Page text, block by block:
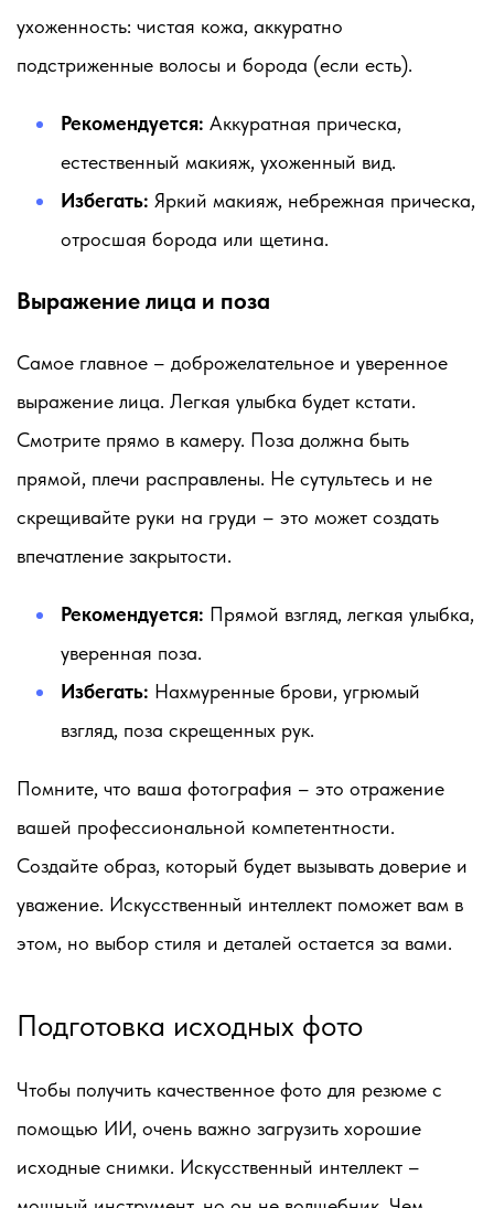
ухоженность: чистая кожа, аккуратно
подстриженные волосы и борода (если есть).
Рекомендуется: Аккуратная прическа,
естественный макияж, ухоженный вид.
Избегать: Яркий макияж, небрежная прическа,
отросшая борода или щетина.
Выражение лица и поза
Самое главное – доброжелательное и уверенное
выражение лица. Легкая улыбка будет кстати.
Смотрите прямо в камеру. Поза должна быть
прямой, плечи расправлены. Не сутультесь и не
скрещивайте руки на груди – это может создать
впечатление закрытости.
Рекомендуется: Прямой взгляд, легкая улыбка,
уверенная поза.
Избегать: Нахмуренные брови, угрюмый
взгляд, поза скрещенных рук.
Помните, что ваша фотография – это отражение
вашей профессиональной компетентности.
Создайте образ, который будет вызывать доверие и
уважение. Искусственный интеллект поможет вам в
этом, но выбор стиля и деталей остается за вами.
Подготовка исходных фото
Чтобы получить качественное фото для резюме с
помощью ИИ, очень важно загрузить хорошие
исходные снимки. Искусственный интеллект –